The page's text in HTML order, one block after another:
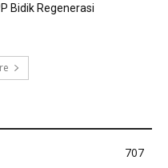
Bidik Regenerasi
707